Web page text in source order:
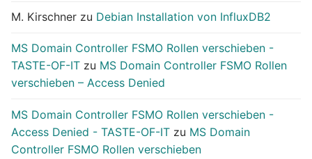
M. Kirschner zu Debian Installation von InfluxDB2
MS Domain Controller FSMO Rollen verschieben -
TASTE-OF-IT zu MS Domain Controller FSMO Rollen
verschieben – Access Denied
MS Domain Controller FSMO Rollen verschieben -
Access Denied - TASTE-OF-IT zu MS Domain
Controller FSMO Rollen verschieben